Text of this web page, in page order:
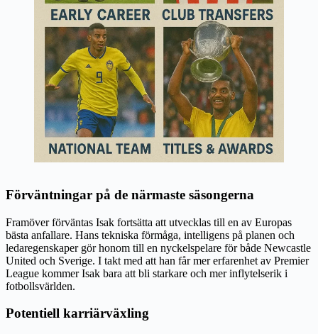
Förväntningar på de närmaste säsongerna
Framöver förväntas Isak fortsätta att utvecklas till en av Europas
bästa anfallare. Hans tekniska förmåga, intelligens på planen och
ledaregenskaper gör honom till en nyckelspelare för både Newcastle
United och Sverige. I takt med att han får mer erfarenhet av Premier
League kommer Isak bara att bli starkare och mer inflytelserik i
fotbollsvärlden.
Potentiell karriärväxling